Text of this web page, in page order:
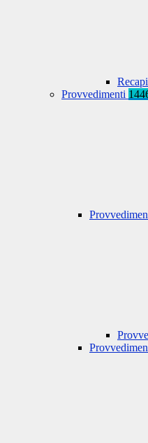
Provvedimenti